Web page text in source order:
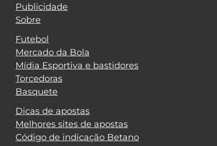
Publicidade
Sobre
Futebol
Mercado da Bola
Mídia Esportiva e bastidores
Torcedoras
Basquete
Dicas de apostas
Melhores sites de apostas
Código de indicação Betano